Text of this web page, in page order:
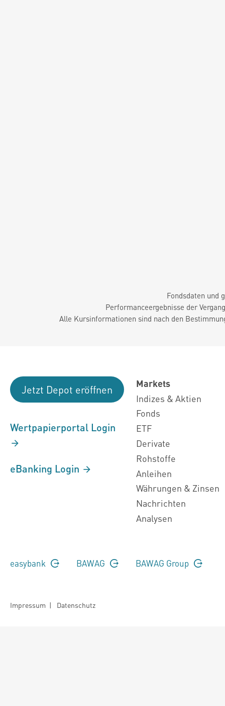
Fondsdaten und
Performanceergebnisse der
Alle Kursinformationen sind nach den
Jetzt Depot eröffnen
Wertpapierportal Login
eBanking Login
Markets
Indizes & Aktien
Fonds
ETF
Derivate
Rohstoffe
Anleihen
Währungen & Zinsen
Nachrichten
Analysen
easybank BAWAG BAWAG Group
Impressum | Datenschutz